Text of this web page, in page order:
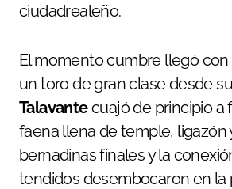
ciudadrealeño.
El momento cumbre llegó con
un toro de gran clase desde
Talavantecuajó de principio a
faena llena de temple, ligazón
bernadinas finales y la
tendidos desembocaron en la